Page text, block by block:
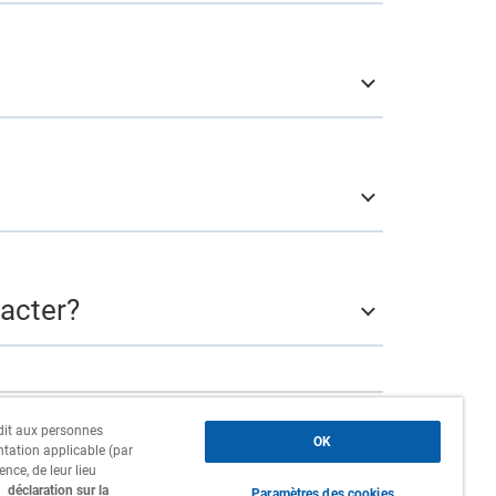
Siège social, succursales et
agences
aux personnes
applicable (par
de leur lieu
déclaration sur la
OK